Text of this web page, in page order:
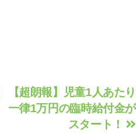
【超朗報】児童1人あたり
一律1万円の臨時給付金が
スタート！